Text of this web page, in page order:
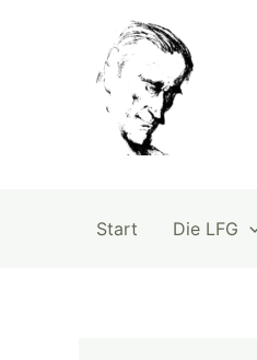
Start Die LFG